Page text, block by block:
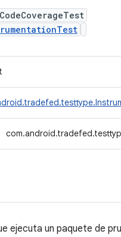
ejecuta un paquete de